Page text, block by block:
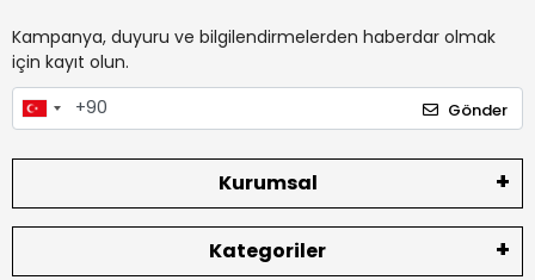
Kampanya, duyuru ve bilgilendirmelerden haberdar olmak
için kayıt olun.
Gönder
Kurumsal
Kategoriler